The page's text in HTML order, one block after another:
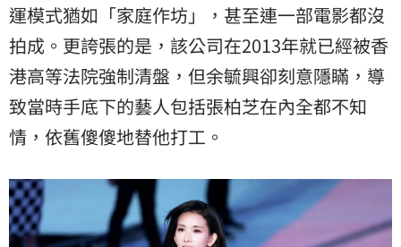
運模式猶如「家庭作坊」，甚至連一部電影都沒
拍成。更誇張的是，該公司在2013年就已經被香
港高等法院強制清盤，但余毓興卻刻意隱瞞，導
致當時手底下的藝人包括張柏芝在內全都不知
情，依舊傻傻地替他打工。